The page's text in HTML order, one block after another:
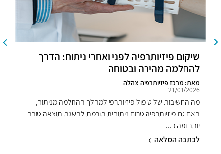
שיקום פיזיותרפיה לפני ואחרי ניתוח: הדרך
להחלמה מהירה ובטוחה
מאת: מרכז פיזיותרפיה צהלה
21/01/2026
מה החשיבות של טיפול פיזיותרפי למהלך ההחלמה מניתוח,
האם גם פיזיותרפיה טרום ניתוחית תורמת להשגת תוצאה טובה
יותר ומה כ...
לכתבה המלאה